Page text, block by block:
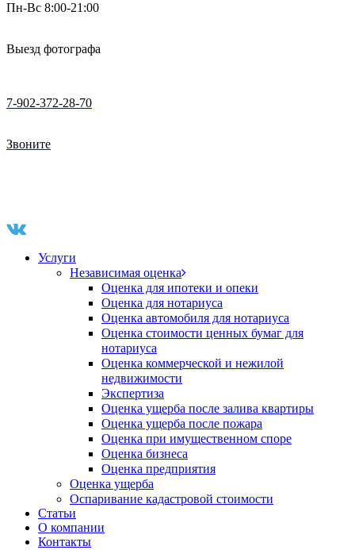
Пн-Вс 8:00-21:00
Выезд фотографа
7-902-372-28-70
Звоните
Услуги
Независимая оценка
Оценка для ипотеки и опеки
Оценка для нотариуса
Оценка автомобиля для нотариуса
Оценка стоимости ценных бумаг для
нотариуса
Оценка коммерческой и нежилой
недвижимости
Экспертиза
Оценка ущерба после залива квартиры
Оценка ущерба после пожара
Оценка при имущественном споре
Оценка бизнеса
Оценка предприятия
Оценка ущерба
Оспаривание кадастровой стоимости
Статьи
О компании
Контакты